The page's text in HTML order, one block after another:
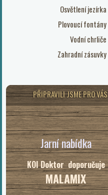
Osvětlení jezírka
Plovoucí fontány
Vodní chrliče
Zahradní zásuvky
PŘIPRAVILI JSME PRO VÁS
Jarní nabídka
KOI Doktor doporučuje
MALAMIX